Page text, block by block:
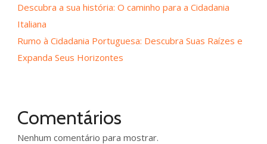
Descubra a sua história: O caminho para a Cidadania
Italiana
Rumo à Cidadania Portuguesa: Descubra Suas Raízes e
Expanda Seus Horizontes
Comentários
Nenhum comentário para mostrar.